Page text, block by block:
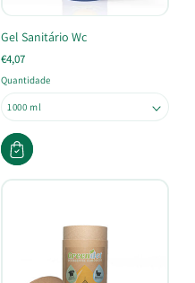
Gel Sanitário Wc
€4,07
Quantidade